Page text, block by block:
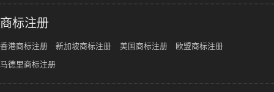
商标注册
香港商标注册 新加坡商标注册 美国商标注册 欧盟商标注册
马德里商标注册